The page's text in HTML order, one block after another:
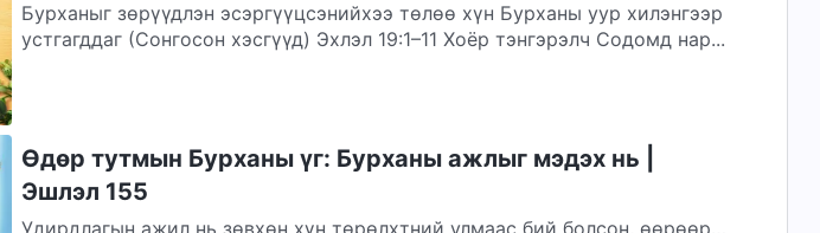
Бурханыг зөрүүдлэн эсэргүүцсэнийхээ төлөө хүн Бурханы уур хилэнгээр
устгагддаг (Сонгосон хэсгүүд) Эхлэл 19:1–11 Хоёр тэнгэрэлч Содомд нар...
Өдөр тутмын Бурханы үг: Бурханы ажлыг мэдэх нь |
Эшлэл 155